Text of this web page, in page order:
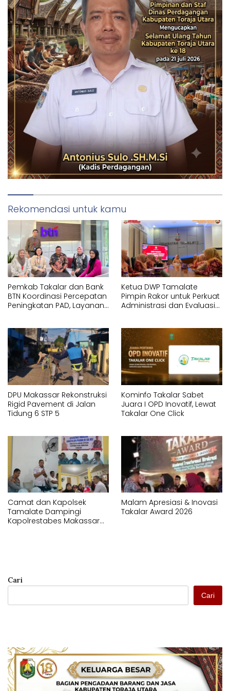
Rekomendasi untuk kamu
Pemkab Takalar dan Bank
BTN Koordinasi Percepatan
Peningkatan PAD, Layanan
Ketua DWP Tamalate
Pimpin Rakor untuk Perkuat
Administrasi dan Evaluasi
DPU Makassar Rekonstruksi
Rigid Pavement di Jalan
Tidung 6 STP 5
Kominfo Takalar Sabet
Juara I OPD Inovatif, Lewat
Takalar One Click
Camat dan Kapolsek
Tamalate Dampingi
Kapolrestabes Makassar
Malam Apresiasi & Inovasi
Takalar Award 2026
Cari
Cari